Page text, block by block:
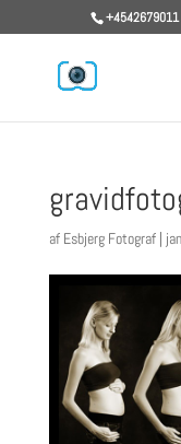
+4542679011
af Esbjerg Fotograf|